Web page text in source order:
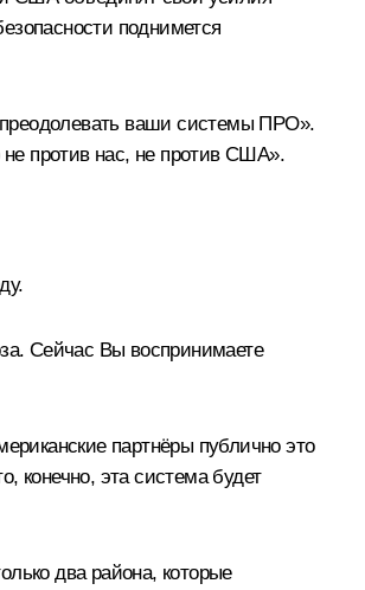
поднимется
ваши системы ПРО».
против нас, не против США».
Сейчас Вы воспринимаете
партнёры публично это
конечно, эта система будет
два района, которые